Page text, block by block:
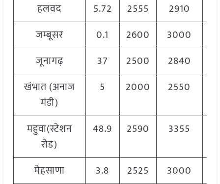
हलवद
5.72 2555 2910
जम्बूसर
0.1 2600 3000
जूनागढ़
37 2500 2840
खंभात (अनाज
मंडी)
5 2000 2550
महुवा(स्टेशन
रोड)
48.9 2590 3355
मेहसाणा 3.8 2525 3000